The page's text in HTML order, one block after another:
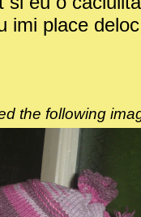
imi place
the following